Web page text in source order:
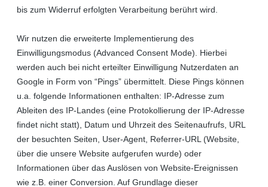
bis zum Widerruf erfolgten Verarbeitung berührt wird.
Wir nutzen die erweiterte Implementierung des
Einwilligungsmodus (Advanced Consent Mode). Hierbei
werden auch bei nicht erteilter Einwilligung Nutzerdaten an
Google in Form von “Pings” übermittelt. Diese Pings können
u.a. folgende Informationen enthalten: IP-Adresse zum
Ableiten des IP-Landes (eine Protokollierung der IP-Adresse
findet nicht statt), Datum und Uhrzeit des Seitenaufrufs, URL
der besuchten Seiten, User-Agent, Referrer-URL (Website,
über die unsere Website aufgerufen wurde) oder
Informationen über das Auslösen von Website-Ereignissen
wie z.B. einer Conversion. Auf Grundlage dieser